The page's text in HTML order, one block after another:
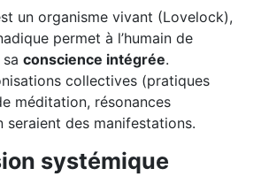
un organisme vivant (Lovelock),
permet à l’humain de
conscience intégrée.
collectives (pratiques
méditation, résonances
seraient des manifestations.
systémique